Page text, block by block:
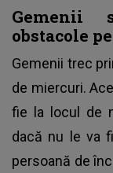
Gemenii
obstacole
Gemenii trec
de miercuri.
fie la locul de
dacă nu le va
persoană de